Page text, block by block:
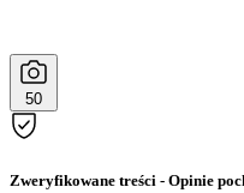
50
Zweryfikowane treści - Opinie